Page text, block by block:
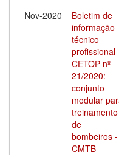
Nov-2020
Boletim de
informação
técnico-
profissional
CETOP nº
21/2020:
conjunto
modular
treinamento
de
bombeiros -
CMTB